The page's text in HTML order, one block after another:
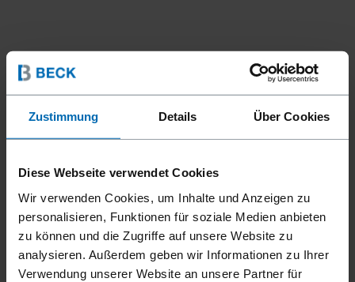
Zustimmung Details Über Cookies
Diese Webseite verwendet Cookies
Wir verwenden Cookies, um Inhalte und Anzeigen zu
personalisieren, Funktionen für soziale Medien anbieten
zu können und die Zugriffe auf unsere Website zu
analysieren. Außerdem geben wir Informationen zu Ihrer
Verwendung unserer Website an unsere Partner für
Befestigungsmittel///Stifte & Stauchkopfnägel/// Stifte